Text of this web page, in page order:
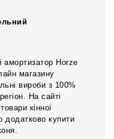
амортизатор Horze
магазину
вироби з 100%
На сайті
кінної
додатково купити